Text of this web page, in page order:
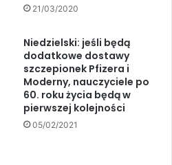
21/03/2020
Niedzielski: jeśli będą
dodatkowe dostawy
szczepionek Pfizera i
Moderny, nauczyciele po
60. roku życia będą w
pierwszej kolejności
05/02/2021